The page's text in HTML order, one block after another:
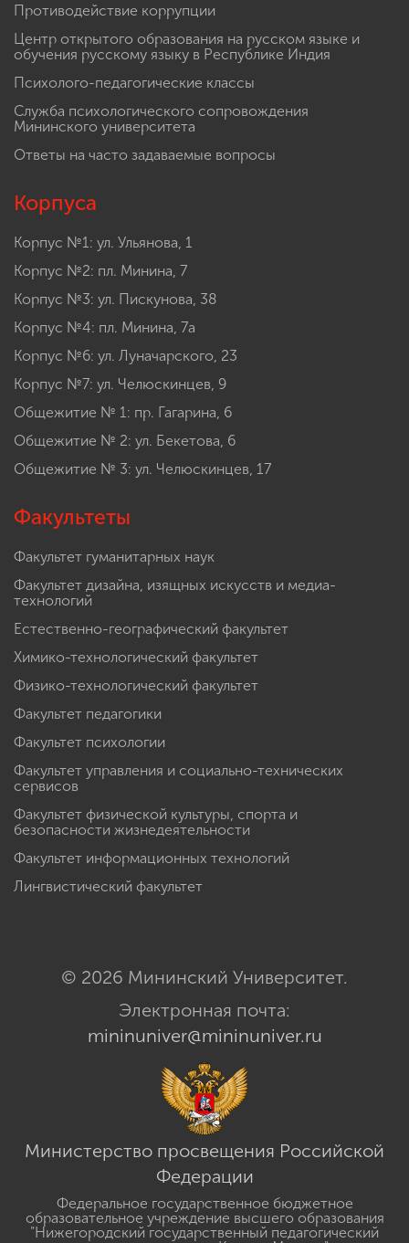
Противодействие коррупции
Центр открытого образования на русском языке и
обучения русскому языку в Республике Индия
Психолого-педагогические классы
Служба психологического сопровождения
Мининского университета
Ответы на часто задаваемые вопросы
Корпуса
Корпус №1: ул. Ульянова, 1
Корпус №2: пл. Минина, 7
Корпус №3: ул. Пискунова, 38
Корпус №4: пл. Минина, 7а
Корпус №6: ул. Луначарского, 23
Корпус №7: ул. Челюскинцев, 9
Общежитие № 1: пр. Гагарина, 6
Общежитие № 2: ул. Бекетова, 6
Общежитие № 3: ул. Челюскинцев, 17
Факультеты
Факультет гуманитарных наук
Факультет дизайна, изящных искусств и медиа-
технологий
Естественно-географический факультет
Химико-технологический факультет
Физико-технологический факультет
Факультет педагогики
Факультет психологии
Факультет управления и социально-технических
сервисов
Факультет физической культуры, спорта и
безопасности жизнедеятельности
Факультет информационных технологий
Лингвистический факультет
© 2026 Мининский Университет.
Электронная почта:
mininuniver@mininuniver.ru
Министерство просвещения Российской
Федерации
Федеральное государственное бюджетное
образовательное учреждение высшего образования
"Нижегородский государственный педагогический